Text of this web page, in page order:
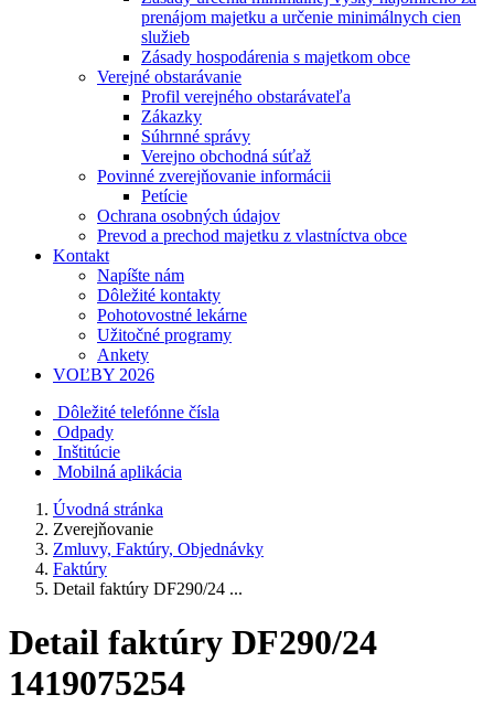
prenájom majetku a určenie minimálnych cien
služieb
Zásady hospodárenia s majetkom obce
Verejné obstarávanie
Profil verejného obstarávateľa
Zákazky
Súhrnné správy
Verejno obchodná súťaž
Povinné zverejňovanie informácii
Petície
Ochrana osobných údajov
Prevod a prechod majetku z vlastníctva obce
Kontakt
Napíšte nám
Dôležité kontakty
Pohotovostné lekárne
Užitočné programy
Ankety
VOĽBY 2026
Dôležité telefónne čísla
Odpady
Inštitúcie
Mobilná aplikácia
Úvodná stránka
Zverejňovanie
Zmluvy, Faktúry, Objednávky
Faktúry
Detail faktúry DF290/24 ...
Detail faktúry DF290/24
1419075254